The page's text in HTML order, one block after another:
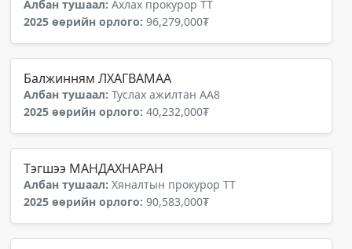
Албан тушаал: Ахлах прокурор ТТ
2025 өөрийн орлого: 96,279,000₮
Балжинням ЛХАГВАМАА
Албан тушаал: Туслах ажилтан АА8
2025 өөрийн орлого: 40,232,000₮
Тэгшээ МАНДАХНАРАН
Албан тушаал: Хяналтын прокурор ТТ
2025 өөрийн орлого: 90,583,000₮